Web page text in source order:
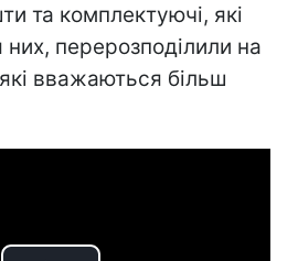
та комплектуючі, які
перерозподілили на
вважаються більш